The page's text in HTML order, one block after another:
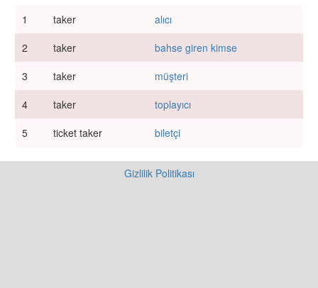
1
taker
alıcı
2
taker
bahse giren kimse
3
taker
müşteri
4
taker
toplayıcı
5
ticket taker biletçi
Gizlilik Politikası